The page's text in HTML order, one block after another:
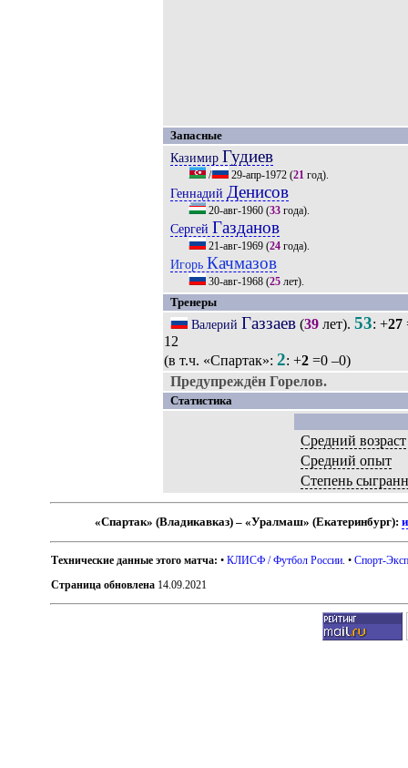
Запасные
Казимир Гудиев
/ 29-апр-1972(21год).
Геннадий Денисов
20-авг-1960(33года).
Сергей Газданов
21-авг-1969(24года).
Игорь Качмазов
30-авг-1968(25лет).
Тренеры
Валерий Газзаев(39лет). 53: +27
12
(в т.ч. «Спартак»: 2: +2 =0 –0)
Предупреждён Горелов.
Статистика
Средний возраст
Средний опыт
Степень
«Спартак» (Владикавказ) – «Уралмаш» (Екатеринбург):
Технические данные этого матча: •КЛИСФ / Футбол России . •Спорт-
Страница обновлена 14.09.2021